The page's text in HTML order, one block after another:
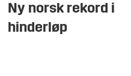
Ny norsk rekord i
hinderløp